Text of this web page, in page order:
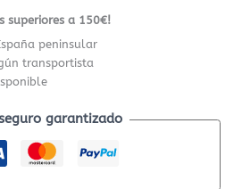
superiores a 150€!
peninsular
transportista
garantizado